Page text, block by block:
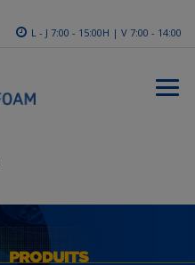
L - J 7:00 - 15:00H | V 7:00 - 14:00